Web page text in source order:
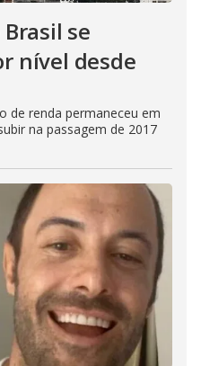
se
nível desde
de renda permaneceu em
na passagem de 2017